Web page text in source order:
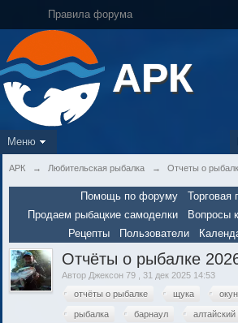
Правила форума
АРК
Меню
АРК → Любительская рыбалка → Отчеты о
Помощь по форуму
Торговая
Продаем рыбацкие самоделки
Вопросы
Рецепты
Пользователи
Отчёты о рыбалке
Автор Джексон 79 ,31 дек 2025 14:53
отчёты о рыбалке
щука
рыбалка барнаул алтайский